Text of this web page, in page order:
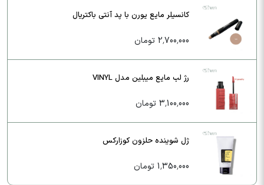
کانسیلر مایع یورن با پد آنتی باکتریال
2,700,000 تومان
رژ لب مایع میبلین مدل VINYL
3,100,000 تومان
ژل شوینده حلزون کوزارکس
1,350,000 تومان